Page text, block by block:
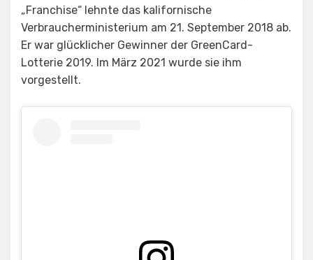
„Franchise“ lehnte das kalifornische
Verbraucherministerium am 21. September 2018 ab.
Er war glücklicher Gewinner der GreenCard-
Lotterie 2019. Im März 2021 wurde sie ihm
vorgestellt.